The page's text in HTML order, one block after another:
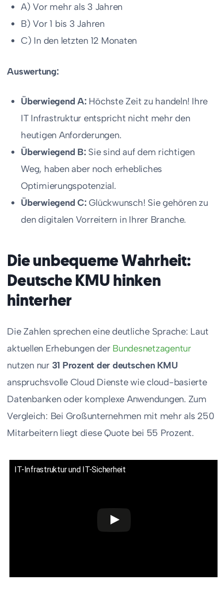
A) Vor mehr als 3 Jahren
B) Vor 1 bis 3 Jahren
C) In den letzten 12 Monaten
Auswertung:
Überwiegend A: Höchste Zeit zu handeln! Ihre
IT Infrastruktur entspricht nicht mehr den
heutigen Anforderungen.
Überwiegend B: Sie sind auf dem richtigen
Weg, haben aber noch erhebliches
Optimierungspotenzial.
Überwiegend C: Glückwunsch! Sie gehören zu
den digitalen Vorreitern in Ihrer Branche.
Die unbequeme Wahrheit:
Deutsche KMU hinken
hinterher
Die Zahlen sprechen eine deutliche Sprache: Laut
aktuellen Erhebungen der Bundesnetzagentur
nutzen nur 31 Prozent der deutschen KMU
anspruchsvolle Cloud Dienste wie cloud-basierte
Datenbanken oder komplexe Anwendungen. Zum
Vergleich: Bei Großunternehmen mit mehr als 250
Mitarbeitern liegt diese Quote bei 55 Prozent.
IT-Infrastruktur und IT-Sicherheit